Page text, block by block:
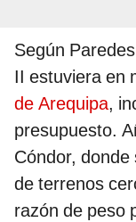
Según
II estuviera en
de Arequipa,
presupuesto.
Cóndor,
de terrenos
razón de peso